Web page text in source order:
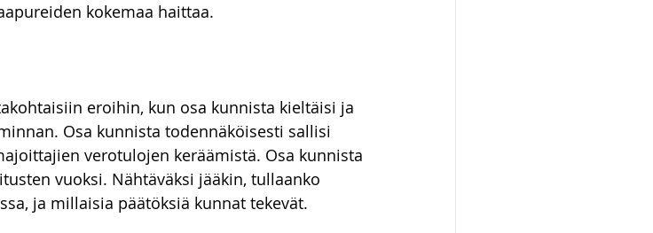
kokemaa haittaa.
eroihin, kun osa kunnista kieltäisi ja
Osa kunnista todennäköisesti sallisi
verotulojen keräämistä. Osa kunnista
vuoksi. Nähtäväksi jääkin, tullaanko
ja millaisia päätöksiä kunnat tekevät.